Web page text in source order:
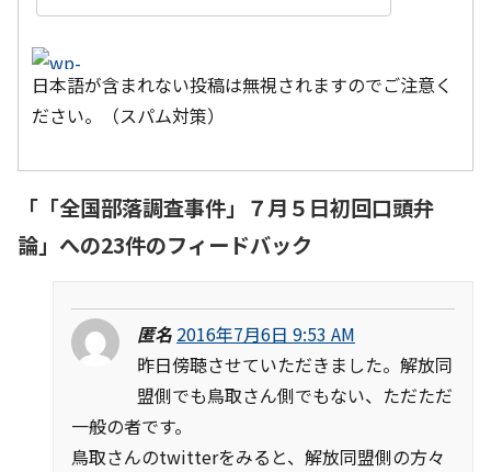
日本語が含まれない投稿は無視されますのでご注意く
ださい。（スパム対策）
「 「全国部落調査事件」７月５日初回口頭弁
論」への23件のフィードバック
匿名 2016年7月6日 9:53 AM
昨日傍聴させていただきました。解放同
盟側でも鳥取さん側でもない、ただただ
一般の者です。
鳥取さんのtwitterをみると、解放同盟側の方々